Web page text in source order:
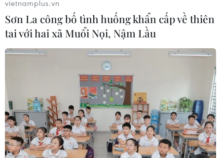
Phê bình, nhắc nhở các tỉnh chưa cân xe
quá tải trọng
02/04/2014 12:38
Bộ Giao thông Vận tải sẽ phê bình và nhắc nhở các địa
phương chưa quyết liệt triển khai công tác kiểm soát xe
vietnamplus.vn
Sơn La công bố tình huống khẩn cấp về thiên
tai với hai xã Muổi Nọi, Nậm Lầu